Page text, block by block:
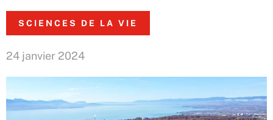
SCIENCES DE LA VIE
24 janvier 2024